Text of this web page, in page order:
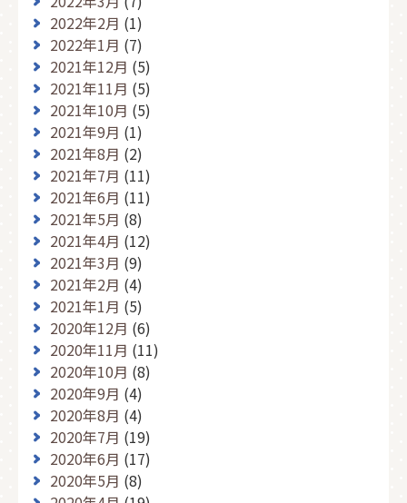
2022年2月 (1)
2022年1月 (7)
2021年12月 (5)
2021年11月 (5)
2021年10月 (5)
2021年9月 (1)
2021年8月 (2)
2021年7月 (11)
2021年6月 (11)
2021年5月 (8)
2021年4月 (12)
2021年3月 (9)
2021年2月 (4)
2021年1月 (5)
2020年12月 (6)
2020年11月 (11)
2020年10月 (8)
2020年9月 (4)
2020年8月 (4)
2020年7月 (19)
2020年6月 (17)
2020年5月 (8)